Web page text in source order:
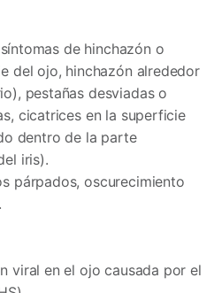
de hinchazón o
del ojo, hinchazón alrededor
pestañas desviadas o
cicatrices en la superficie
dentro de la parte
iris).
párpados, oscurecimiento
viral en el ojo causada por el